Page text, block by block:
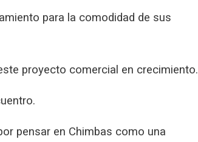
para la comodidad de sus
proyecto comercial en crecimiento.
pensar en Chimbas como una